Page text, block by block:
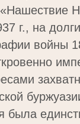
г., на
войны
была